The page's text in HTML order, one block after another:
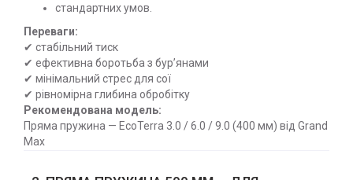
стандартних умов.
Переваги:
✔ стабільний тиск
✔ ефективна боротьба з бур’янами
✔ мінімальний стрес для сої
✔ рівномірна глибина обробітку
Рекомендована модель:
Пряма пружина — EcoTerra 3.0 / 6.0 / 9.0 (400 мм) від Grand
Max